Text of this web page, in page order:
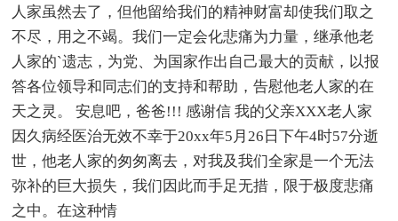
人家虽然去了，但他留给我们的精神财富却使我们取之
不尽，用之不竭。我们一定会化悲痛为力量，继承他老
人家的`遗志，为党、为国家作出自己最大的贡献，以报
答各位领导和同志们的支持和帮助，告慰他老人家的在
天之灵。 安息吧，爸爸!!! 感谢信 我的父亲XXX老人家
因久病经医治无效不幸于20xx年5月26日下午4时57分逝
世，他老人家的匆匆离去，对我及我们全家是一个无法
弥补的巨大损失，我们因此而手足无措，限于极度悲痛
之中。在这种情